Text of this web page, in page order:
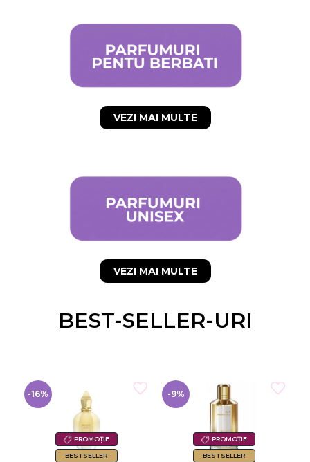
VEZI MAI MULTE
VEZI MAI MULTE
BEST-SELLER-URI
PROMOȚIE
BESTSELLER
-16%
PROMOȚIE
BESTSELLER
-9%